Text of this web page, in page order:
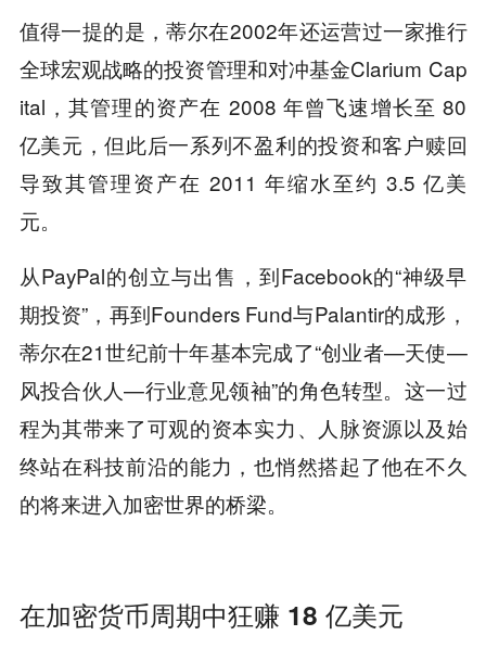
值得一提的是，蒂尔在2002年还运营过一家推行
全球宏观战略的投资管理和对冲基金Clarium Cap
ital，其管理的资产在 2008 年曾飞速增长至 80
亿美元，但此后一系列不盈利的投资和客户赎回
导致其管理资产在 2011 年缩水至约 3.5 亿美
元。
从PayPal的创立与出售，到Facebook的“神级早
期投资”，再到Founders Fund与Palantir的成形，
蒂尔在21世纪前十年基本完成了“创业者—天使—
风投合伙人—行业意见领袖”的角色转型。这一过
程为其带来了可观的资本实力、人脉资源以及始
终站在科技前沿的能力，也悄然搭起了他在不久
的将来进入加密世界的桥梁。
在加密货币周期中狂赚 18 亿美元